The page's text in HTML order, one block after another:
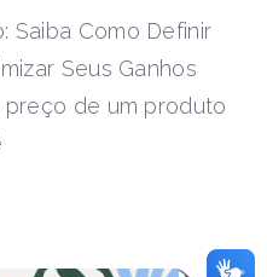
Saiba Como Definir
Seus Ganhos
de um produto